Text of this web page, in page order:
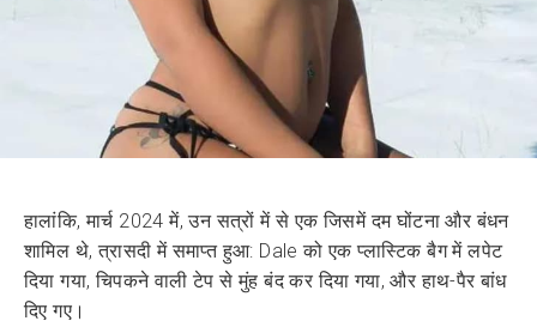
हालांकि, मार्च 2024 में, उन सत्रों में से एक जिसमें दम घोंटना और बंधन
शामिल थे, त्रासदी में समाप्त हुआ: Dale को एक प्लास्टिक बैग में लपेट
दिया गया, चिपकने वाली टेप से मुंह बंद कर दिया गया, और हाथ-पैर बांध
दिए गए।